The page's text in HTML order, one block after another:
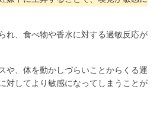
れ、食べ物や香水に対する過敏反応が
や、体を動かしづらいことからくる運
対してより敏感になってしまうことが